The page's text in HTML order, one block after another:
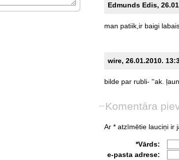
Edmunds Edis,
man patiik,ir baigi
wire, 26.01.2010.
bilde par rubli- ''ak.
Komentāra
Ar * atzīmētie lauciņi ir
*Vārds:
e-pasta adrese: